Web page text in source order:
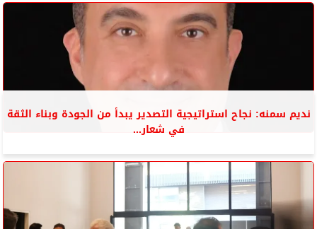
نديم سمنه: نجاح استراتيجية التصدير يبدأ من الجودة وبناء الثقة
في شعار...